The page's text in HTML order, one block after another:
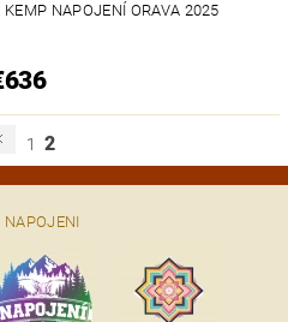
NAPOJENÍ ORAVA 2025
1 2
NAPOJENI